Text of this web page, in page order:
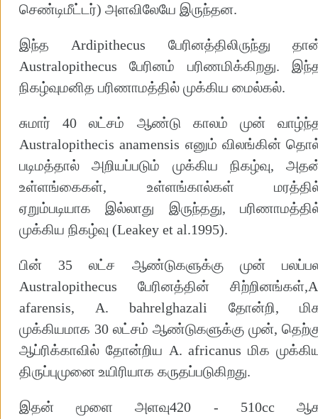
செண்டிமீட்டர்) அளவிலேயே இருந்தன.
இந்த Ardipithecus பேரினத்திலிருந்து
Australopithecus பேரினம் பரிணமிக்கிறது.
நிகழ்வுமனித பரிணாமத்தில் முக்கிய மைல்கல்.
சுமார் 40 லட்சம் ஆண்டு காலம் முன்
Australopithecis anamensis எனும் விலங்கின்
படிமத்தால் அறியப்படும் முக்கிய நிகழ்வு,
உள்ளங்கைகள், உள்ளங்கால்கள்
ஏறும்படியாக இல்லாது இருந்தது,
முக்கிய நிகழ்வு (Leakey et al.1995).
பின் 35 லட்ச ஆண்டுகளுக்கு முன்
Australopithecus பேரினத்தின்
afarensis, A. bahrelghazali தோன்றி,
முக்கியமாக 30 லட்சம் ஆண்டுகளுக்கு முன்,
ஆப்ரிக்காவில் தோன்றிய A. africanus மிக
திருப்புமுனை உயிரியாக கருதப்படுகிறது.
இதன் மூளை அளவு420 - 510cc